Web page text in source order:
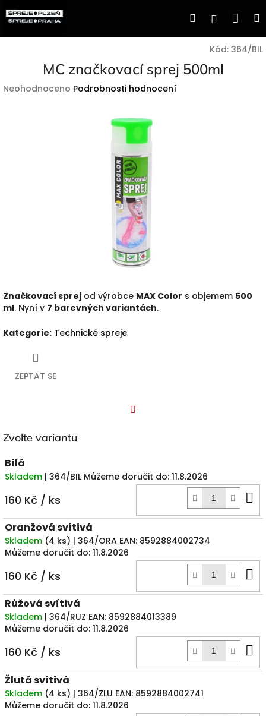
na
Hledat
Kód: 364/BIL
MC značkovací sprej 500ml
Průměrné
Neohodnoceno Podrobnosti hodnocení
Značkovací sprej od výrobce MAX Color s objemem 500
ml. Nyní v 7 barevných variantách.
Kategorie: Technické spreje
ZEPTAT SE
Zvolte variantu
Bílá
Skladem | 364/BIL Můžeme doručit do: 11.8.2026
160 Kč / ks
Oranžová svítivá
Skladem (4 ks) | 364/ORA EAN: 8592884002734
Můžeme doručit do: 11.8.2026
160 Kč / ks
Růžová svítivá
Skladem | 364/RUZ EAN: 8592884013389
Můžeme doručit do: 11.8.2026
160 Kč / ks
Žlutá svítivá
Skladem (4 ks) | 364/ZLU EAN: 8592884002741
Můžeme doručit do: 11.8.2026